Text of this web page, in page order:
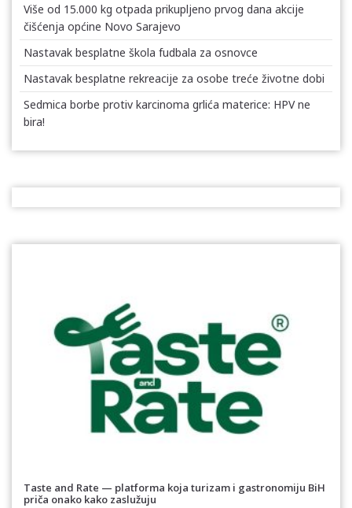
Više od 15.000 kg otpada prikupljeno prvog dana akcije
čišćenja općine Novo Sarajevo
Nastavak besplatne škola fudbala za osnovce
Nastavak besplatne rekreacije za osobe treće životne dobi
Sedmica borbe protiv karcinoma grlića materice: HPV ne
bira!
Taste and Rate — platforma koja turizam i gastronomiju BiH
priča onako kako zaslužuju